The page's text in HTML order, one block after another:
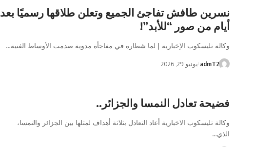
نسرين طافش تفاجئ الجميع وتعلن طلاقها رسميًا بعد
أيام من صور “للأبد”!
وكالة تليسكوب الإخبارية | لما شطاره ​في مفاجأة مدوية صدمت الأوساط الفنية…
admT2 يونيو 29, 2026
فضيحة تعادل النمسا والجزائر..
وكالة تليسكوب الاخبارية أعاد التعادل بثلاثة أهداف لمثلها بين الجزائر والنمسا،
الذي…